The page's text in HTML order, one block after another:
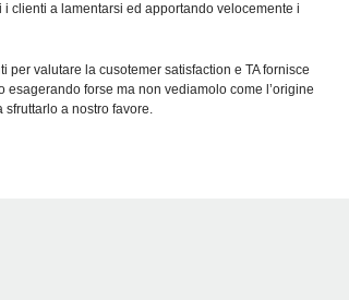
clienti a lamentarsi ed apportando velocemente i
per valutare la cusotemer satisfaction e TA fornisce
forse ma non vediamolo come l’origine
a nostro favore.